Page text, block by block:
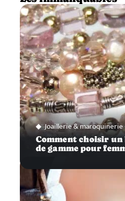
Joaillerie & maroquinerie
Comment choisir
de gamme pour